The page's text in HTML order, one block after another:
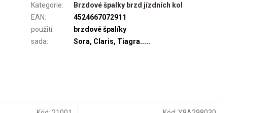
Kategorie:
Brzdové špalky brzd jízdních kol
EAN:
4524667072911
použití:
brzdové špalíky
sada: Sora, Claris, Tiagra.....